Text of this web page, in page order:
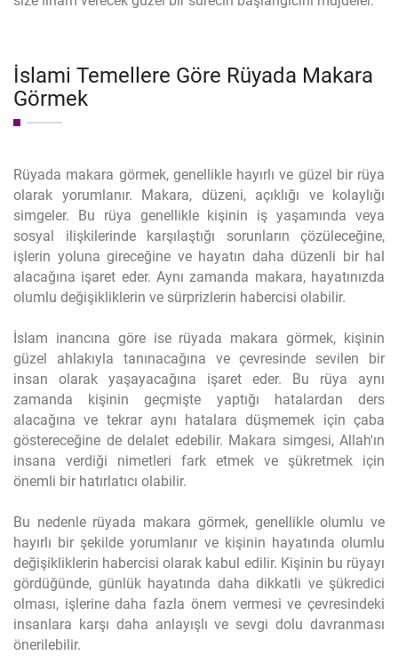
İslami Temellere Göre Rüyada Makara
Görmek
Rüyada makara görmek, genellikle hayırlı ve güzel bir rüya
olarak yorumlanır. Makara, düzeni, açıklığı ve kolaylığı
simgeler. Bu rüya genellikle kişinin iş yaşamında veya
sosyal ilişkilerinde karşılaştığı sorunların çözüleceğine,
işlerin yoluna gireceğine ve hayatın daha düzenli bir hal
alacağına işaret eder. Aynı zamanda makara, hayatınızda
olumlu değişikliklerin ve sürprizlerin habercisi olabilir.
İslam inancına göre ise rüyada makara görmek, kişinin
güzel ahlakıyla tanınacağına ve çevresinde sevilen bir
insan olarak yaşayacağına işaret eder. Bu rüya aynı
zamanda kişinin geçmişte yaptığı hatalardan ders
alacağına ve tekrar aynı hatalara düşmemek için çaba
göstereceğine de delalet edebilir. Makara simgesi, Allah'ın
insana verdiği nimetleri fark etmek ve şükretmek için
önemli bir hatırlatıcı olabilir.
Bu nedenle rüyada makara görmek, genellikle olumlu ve
hayırlı bir şekilde yorumlanır ve kişinin hayatında olumlu
değişikliklerin habercisi olarak kabul edilir. Kişinin bu rüyayı
gördüğünde, günlük hayatında daha dikkatli ve şükredici
olması, işlerine daha fazla önem vermesi ve çevresindeki
insanlara karşı daha anlayışlı ve sevgi dolu davranması
önerilebilir.